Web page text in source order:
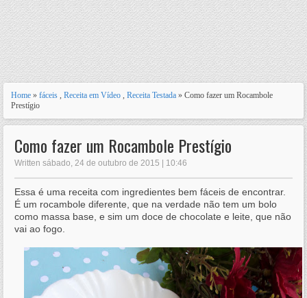
Home » fáceis , Receita em Vídeo , Receita Testada » Como fazer um Rocambole
Prestígio
Como fazer um Rocambole Prestígio
Written sábado, 24 de outubro de 2015 | 10:46
Essa é uma receita com ingredientes bem fáceis de encontrar.
É um rocambole diferente, que na verdade não tem um bolo
como massa base, e sim um doce de chocolate e leite, que não
vai ao fogo.